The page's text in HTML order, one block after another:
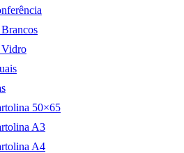
Vidro
50×65
A3
A4